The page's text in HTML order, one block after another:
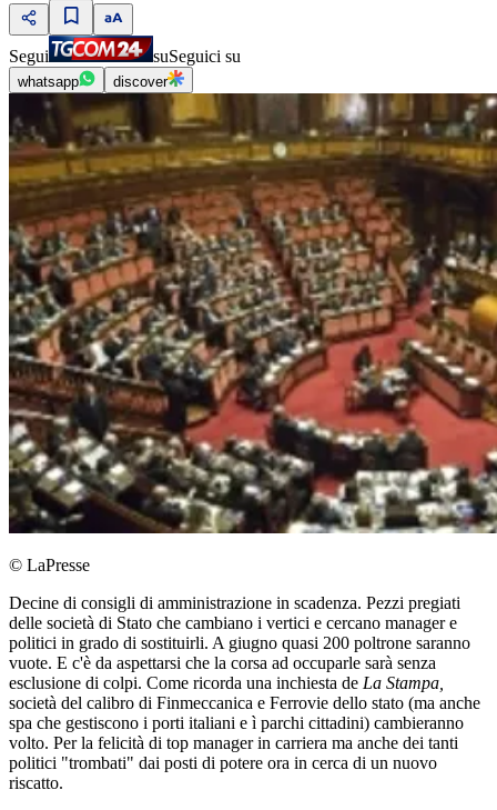
Segui suSeguici su
whatsapp discover
© LaPresse
Decine di consigli di amministrazione in scadenza. Pezzi pregiati
delle società di Stato che cambiano i vertici e cercano manager e
politici in grado di sostituirli. A giugno quasi 200 poltrone saranno
vuote. E c'è da aspettarsi che la corsa ad occuparle sarà senza
esclusione di colpi. Come ricorda una inchiesta de La Stampa,
società del calibro di Finmeccanica e Ferrovie dello stato (ma anche
spa che gestiscono i porti italiani e ì parchi cittadini) cambieranno
volto. Per la felicità di top manager in carriera ma anche dei tanti
politici "trombati" dai posti di potere ora in cerca di un nuovo
riscatto.